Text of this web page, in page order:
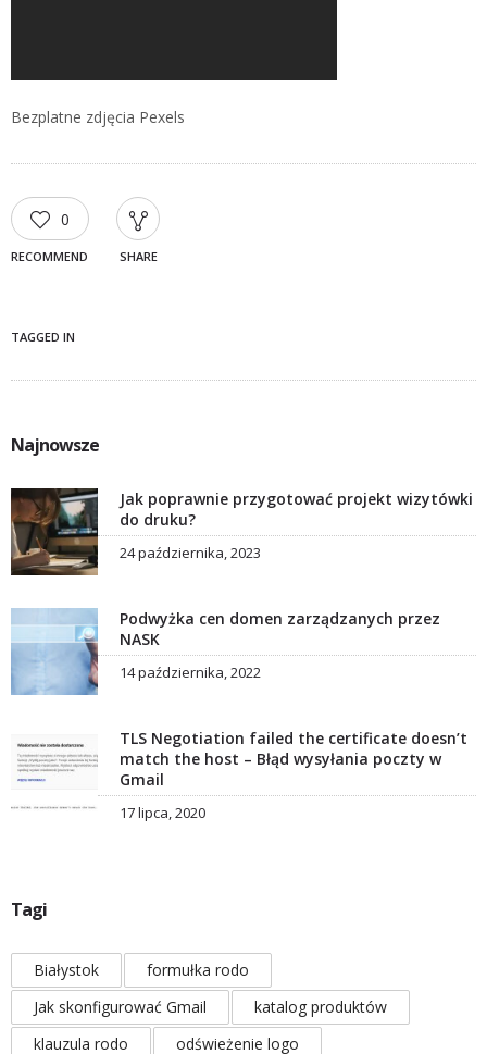
Bezplatne zdjęcia Pexels
0
RECOMMEND SHARE
TAGGED IN
Najnowsze
Jak poprawnie przygotować projekt wizytówki
do druku?
24 października, 2023
Podwyżka cen domen zarządzanych przez
NASK
14 października, 2022
TLS Negotiation failed the certificate doesn’t
match the host – Błąd wysyłania poczty w
Gmail
17 lipca, 2020
Tagi
Białystok
formułka rodo
Jak skonfigurować Gmail
katalog produktów
klauzula rodo
odświeżenie logo